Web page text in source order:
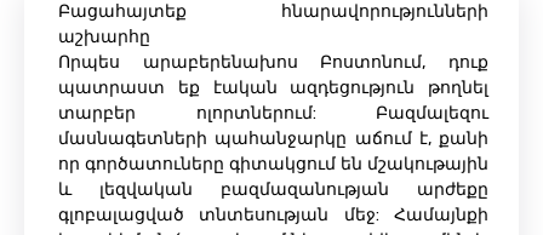
Բացահայտեք հնարավորությունների
աշխարհը
Որպես արաբերենախոս Բոստոնում, դուք
պատրաստ եք էական ազդեցություն թողնել
տարբեր ոլորտներում: Բազմալեզու
մասնագետների պահանջարկը աճում է, քանի
որ գործատուները գիտակցում են մշակութային
և լեզվական բազմազանության արժեքը
գլոբալացված տնտեսության մեջ: Համայնքի